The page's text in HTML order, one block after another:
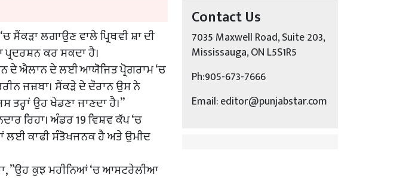
ਲਗਾਉਣ ਵਾਲੇ ਪ੍ਰਿਥਵੀ ਸ਼ਾ ਦੀ
ਕਰ ਸਕਦਾ ਹੈ।
ਦੇ ਐਲਾਨ ਦੇ ਲਈ ਆਯੋਜਿਤ ਪ੍ਰੋਗਰਾਮ ‘ਚ
ਜਜ਼ਬਾ। ਸੈਂਕੜੇ ਦੇ ਦੌਰਾਨ ਉਸ ਨੇ
ਉਹ ਖੇਡਣਾ ਜਾਣਦਾ ਹੈ।”
ਰਿਹਾ। ਅੰਡਰ 19 ਵਿਸ਼ਵ ਕੱਪ ‘ਚ
ਲਈ ਕਾਫੀ ਸੰਤੋਖਜਨਕ ਹੈ ਅਤੇ ਉਮੀਦ
”ਉਹ ਕੁਝ ਮਹੀਨਿਆਂ ‘ਚ ਆਸਟਰੇਲੀਆ
Contact Us
7035 Maxwell Road, Suite 203,
Mississauga, ON L5S1R5
Ph:905-673-7666
Email: editor@punjabstar.com